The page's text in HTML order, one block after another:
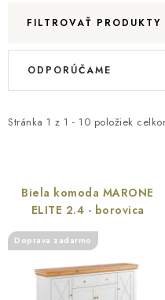
Hodnotenie obchodu Blog
Obchodné podmienky
O nás
Naša spoločenská
FILTROVAŤ PRODUKTY
V
i
d
u
Stránka 1 z 1 - 10 položiek
R
e
r
o
ODPORÚČAME
Biela komoda MARONE
ELITE 2.4 - borovica
Doprava zadarmo